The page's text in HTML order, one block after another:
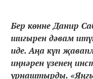
Бер көнне Данир
шигырен дәвам
иде. Аңа күп
иңнәрен үзенең
урнаштырды.